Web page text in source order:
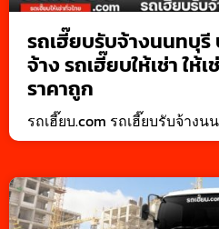
รถเฮี๊ยบรับจ้างนนทบุรี
จ้าง รถเฮี๊ยบให้เช่า ให้
ราคาถูก
รถเฮี๊ยบ.com รถเฮี๊ยบรับจ้างน